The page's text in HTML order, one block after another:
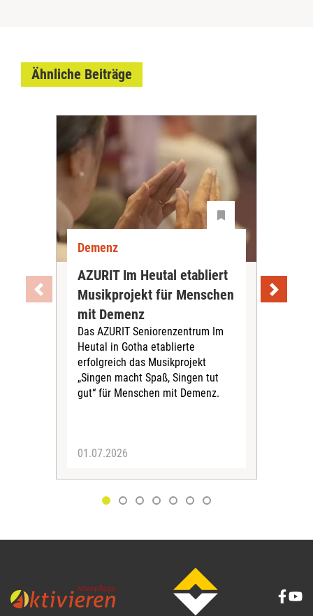
Ähnliche Beiträge
Demenz
AZURIT Im Heutal etabliert
Musikprojekt für Menschen
mit Demenz
Das AZURIT Seniorenzentrum Im
Heutal in Gotha etablierte
erfolgreich das Musikprojekt
„Singen macht Spaß, Singen tut
gut“ für Menschen mit Demenz.
01.07.2026